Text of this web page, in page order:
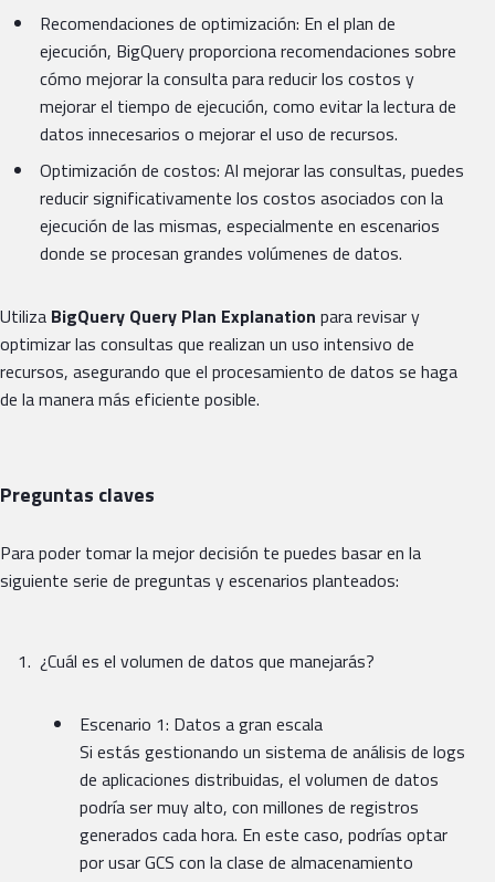
Recomendaciones de optimización: En el plan de
ejecución, BigQuery proporciona recomendaciones sobre
cómo mejorar la consulta para reducir los costos y
mejorar el tiempo de ejecución, como evitar la lectura de
datos innecesarios o mejorar el uso de recursos.
Optimización de costos: Al mejorar las consultas, puedes
reducir significativamente los costos asociados con la
ejecución de las mismas, especialmente en escenarios
donde se procesan grandes volúmenes de datos.
Utiliza BigQuery Query Plan Explanation para revisar y
optimizar las consultas que realizan un uso intensivo de
recursos, asegurando que el procesamiento de datos se haga
de la manera más eficiente posible.
Preguntas claves
Para poder tomar la mejor decisión te puedes basar en la
siguiente serie de preguntas y escenarios planteados:
¿Cuál es el volumen de datos que manejarás?
Escenario 1: Datos a gran escala
Si estás gestionando un sistema de análisis de logs
de aplicaciones distribuidas, el volumen de datos
podría ser muy alto, con millones de registros
generados cada hora. En este caso, podrías optar
por usar GCS con la clase de almacenamiento